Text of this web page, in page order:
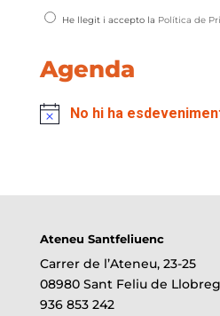
He llegit i accepto la Política de
Agenda
No hi ha
Ateneu Santfeliuenc
Carrer de l’Ateneu, 23-25
08980 Sant Feliu de
936 853 242